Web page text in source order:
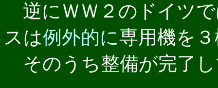
逆にＷＷ２のドイツ
スは例外的に専用機を
そのうち整備が完了